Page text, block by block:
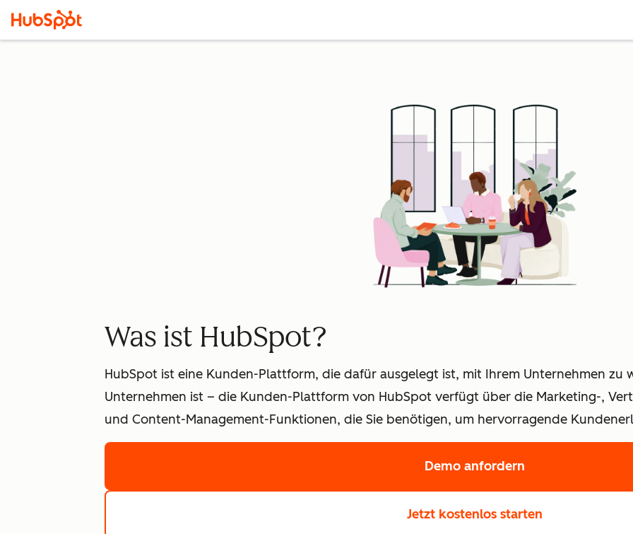
Was ist HubSpot?
HubSpot ist eine Kunden-Plattform, die dafür ausgelegt ist, mit Ihrem Unternehmen zu
Unternehmen ist – die Kunden-Plattform von HubSpot verfügt über die Marketing-,
und Content-Management-Funktionen, die Sie benötigen, um hervorragende
Demo anfordern
Jetzt kostenlos starten